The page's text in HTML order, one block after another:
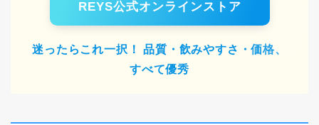
REYS公式オンラインストア
迷ったらこれ一択！ 品質・飲みやすさ・価格、
すべて優秀